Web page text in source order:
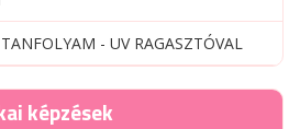
- UV RAGASZTÓVAL
képzések